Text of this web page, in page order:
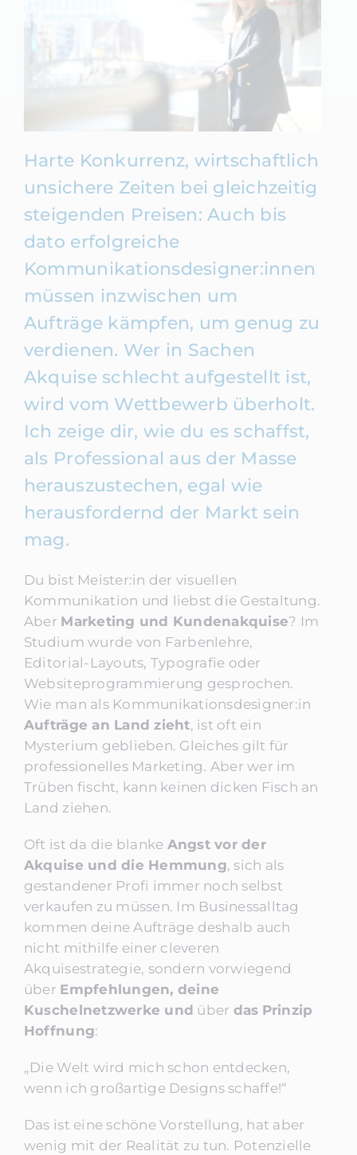
Harte Konkurrenz, wirtschaftlich
unsichere Zeiten bei gleichzeitig
steigenden Preisen: Auch bis
dato erfolgreiche
Kommunikationsdesigner:innen
müssen inzwischen um
Aufträge kämpfen, um genug zu
verdienen. Wer in Sachen
Akquise schlecht aufgestellt ist,
wird vom Wettbewerb überholt.
Ich zeige dir, wie du es schaffst,
als Professional aus der Masse
herauszustechen, egal wie
herausfordernd der Markt sein
mag.
Du bist Meister:in der visuellen
Kommunikation und liebst die Gestaltung.
Aber Marketing und Kundenakquise? Im
Studium wurde von Farbenlehre,
Editorial-Layouts, Typografie oder
Websiteprogrammierung gesprochen.
Wie man als Kommunikationsdesigner:in
Aufträge an Land zieht, ist oft ein
Mysterium geblieben. Gleiches gilt für
professionelles Marketing. Aber wer im
Trüben fischt, kann keinen dicken Fisch an
Land ziehen.
Oft ist da die blanke Angst vor der
Akquise und die Hemmung, sich als
gestandener Profi immer noch selbst
verkaufen zu müssen. Im Businessalltag
kommen deine Aufträge deshalb auch
nicht mithilfe einer cleveren
Akquisestrategie, sondern vorwiegend
über Empfehlungen, deine
Kuschelnetzwerke und über das Prinzip
Hoffnung:
„Die Welt wird mich schon entdecken,
wenn ich großartige Designs schaffe!“
Das ist eine schöne Vorstellung, hat aber
wenig mit der Realität zu tun. Potenzielle